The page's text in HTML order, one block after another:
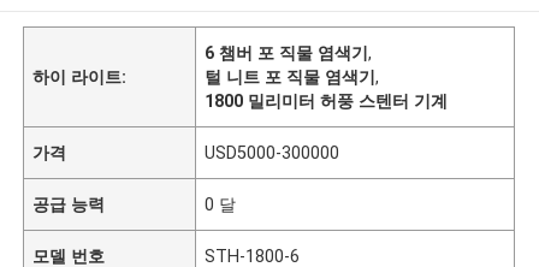
하이 라이트:
6 챔버 포 직물 염색기,
털 니트 포 직물 염색기,
1800 밀리미터 허풍 스텐터 기계
가격 USD5000-300000
공급 능력 0 달
모델 번호 STH-1800-6